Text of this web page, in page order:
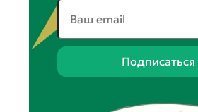
Подписаться